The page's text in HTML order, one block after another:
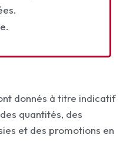
donnés à titre indicatif
quantités, des
et des promotions en